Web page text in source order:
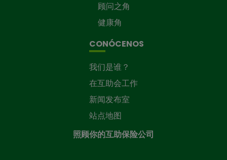
顾问之角
健康角
CONÓCENOS
我们是谁？
在互助会工作
新闻发布室
站点地图
照顾你的互助保险公司